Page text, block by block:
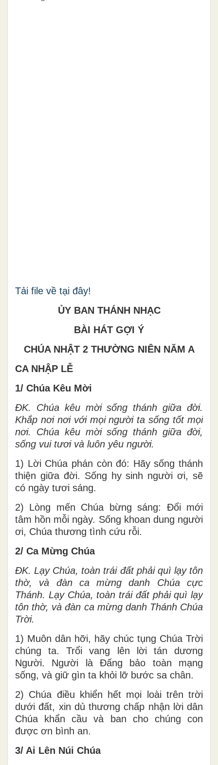
Tải file về tại đây!
ỦY BAN THÁNH NHẠC
BÀI HÁT GỢI Ý
CHÚA NHẬT 2 THƯỜNG NIÊN NĂM A
CA NHẬP LỄ
1/ Chúa Kêu Mời
ĐK. Chúa kêu mời sống thánh giữa đời.
Khắp nơi nơi với mọi người ta sống tốt mọi
nơi. Chúa kêu mời sống thánh giữa đời,
sống vui tươi và luôn yêu người.
1) Lời Chúa phán còn đó: Hãy sống thánh
thiện giữa đời. Sống hy sinh người ơi, sẽ
có ngày tươi sáng.
2) Lòng mến Chúa bừng sáng: Đổi mới
tâm hồn mỗi ngày. Sống khoan dung người
ơi, Chúa thương tình cứu rỗi.
2/ Ca Mừng Chúa
ĐK. Lạy Chúa, toàn trái đất phải quì lạy tôn
thờ, và đàn ca mừng danh Chúa cực
Thánh. Lạy Chúa, toàn trái đất phải quì lạy
tôn thờ, và đàn ca mừng danh Thánh Chúa
Trời.
1) Muôn dân hỡi, hãy chúc tụng Chúa Trời
chúng ta. Trổi vang lên lời tán dương
Người. Người là Đấng bảo toàn mạng
sống, và giữ gìn ta khỏi lỡ bước sa chân.
2) Chúa điều khiển hết mọi loài trên trời
dưới đất, xin dủ thương chấp nhận lời dân
Chúa khẩn cầu và ban cho chúng con
được ơn bình an.
3/ Ai Lên Núi Chúa